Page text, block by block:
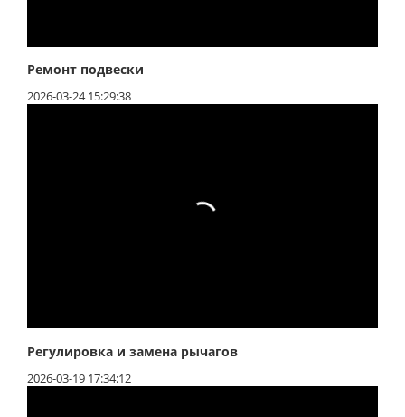
Ремонт подвески
2026-03-24 15:29:38
Регулировка и замена рычагов
2026-03-19 17:34:12